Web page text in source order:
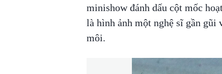
minishow đánh dấu cột mốc
là hình ảnh một nghệ sĩ gần
môi.